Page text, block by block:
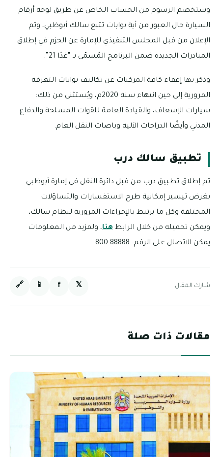
وستخصم الرسوم من الحساب الخاص عن طريق لوحة أرقام
السيارة حال العبور من أية بوابات تتبع سالك أبوظبي، وتم
الإعلان من قبل المجلس التنفيذي للإمارة عن الحزم في إطلاق
المبادرات الجديدة ضمن البرنامج المُسمّى بـ “غدًا 21”.
وذكر بها إعفاء كافة المركبات عن تكاليف بوابات التعرفة
المرورية إلى حين انتهاء سنة 2020م، ويُستثنى من ذلك:
سيارات الإسعاف، والقيادة العامة للقوات المسلحة والدفاع
المدني وأيضًا الدراجات الآلية وباصات النقل العام.
تطبيق سالك درب
تم إطلاق تطبيق درب من قبل دائرة النقل في إمارة أبوظبي
بغرض تيسير إمكانية طرح الاستفسارات والتساؤلات
المختلفة وكل ما يرتبط بالإجراءات المرورية لنظام سالك،
ويمكن تحميله من خلال الرابط هنا، ولمزيد من المعلومات
يمكن الاتصال على الرقم: 88888 800
شارك المقال: 𝕏
f
📱
🔗
مقالات ذات صلة